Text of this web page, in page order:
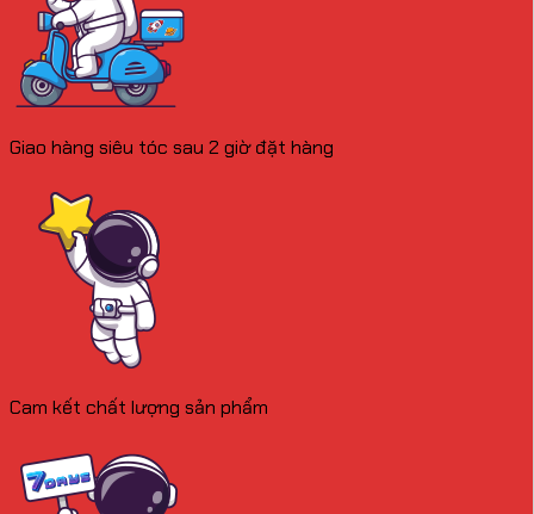
Giao hàng siêu tóc sau 2 giờ đặt hàng
Cam kết chất lượng sản phẩm